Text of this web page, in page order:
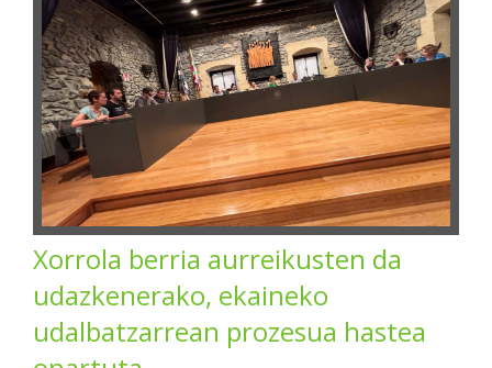
Xorrola berria aurreikusten da
udazkenerako, ekaineko
udalbatzarrean prozesua hastea